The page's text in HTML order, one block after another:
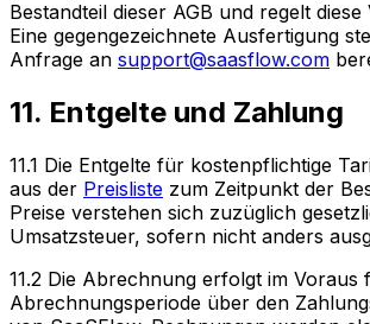
Bestandteil dieser AGB und regelt diese
Eine gegengezeichnete Ausfertigung
Anfrage an support@saasflow.com
11. Entgelte und Zahlung
11.1 Die Entgelte für kostenpflichtige
aus der Preisliste zum Zeitpunkt der
Preise verstehen sich zuzüglich
Umsatzsteuer, sofern nicht anders
11.2 Die Abrechnung erfolgt im Voraus
Abrechnungsperiode über den